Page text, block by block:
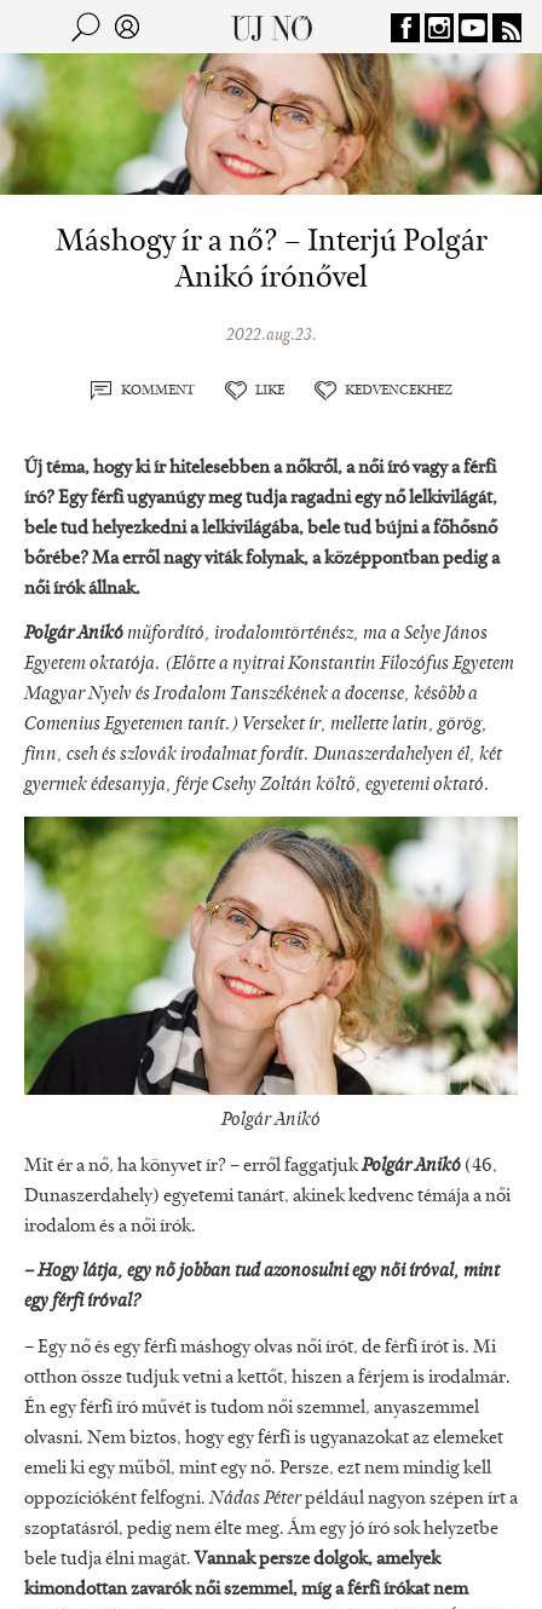
Jump to navigation
Kereső
Máshogy ír a nő? – Interjú Polgár
Anikó írónővel
2022.aug.23.
KOMMENT LIKE KEDVENCEKHEZ
Új téma, hogy ki ír hitelesebben a nőkről, a női író vagy a férfi
író? Egy férfi ugyanúgy meg tudja ragadni egy nő lelkivilágát,
bele tud helyezkedni a lelkivilágába, bele tud bújni a főhősnő
bőrébe? Ma erről nagy viták folynak, a középpontban pedig a
női írók állnak.
Polgár Anikóműfordító, irodalomtörténész, ma a Selye János
Egyetem oktatója. (Előtte a nyitrai Konstantin Filozófus Egyetem
Magyar Nyelv és Irodalom Tanszékének a docense, később a
Comenius Egyetemen tanít.) Verseket ír, mellette latin, görög,
finn, cseh és szlovák irodalmat fordít. Dunaszerdahelyen él, két
gyermek édesanyja, férje Csehy Zoltán költő, egyetemi oktató.
Polgár Anikó
Mit ér a nő, ha könyvet ír? – erről faggatjukPolgár Anikó (46,
Dunaszerdahely) egyetemi tanárt, akinek kedvenc témája a női
irodalom és a női írók.
– Hogy látja, egy nő jobban tud azonosulni egy női íróval, mint
egy férfi íróval?
– Egy nő és egy férfi máshogy olvas női írót, de férfi írót is. Mi
otthon össze tudjuk vetni a kettőt, hiszen a férjem is irodalmár.
Én egy férfi író művét is tudom női szemmel, anyaszemmel
olvasni. Nem biztos, hogy egy férfi is ugyanazokat az elemeket
emeli ki egy műből, mint egy nő. Persze, ezt nem mindig kell
oppozícióként felfogni.Nádas Péterpéldául nagyon szépen írt a
szoptatásról, pedig nem élte meg. Ám egy jó író sok helyzetbe
bele tudja élni magát. Vannak persze dolgok, amelyek
kimondottan zavarók női szemmel, míg a férfi írókat nem